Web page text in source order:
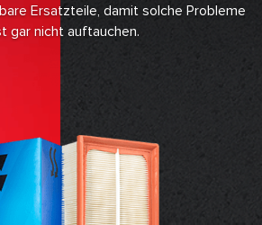
Ersatzteile, damit solche Probleme
gar nicht auftauchen.